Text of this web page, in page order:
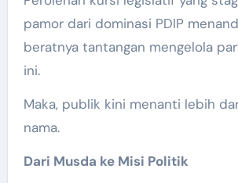
pamor dari dominasi PDIP
beratnya tantangan mengelola
ini.
Maka, publik kini menanti lebih
nama.
Dari Musda ke Misi Politik